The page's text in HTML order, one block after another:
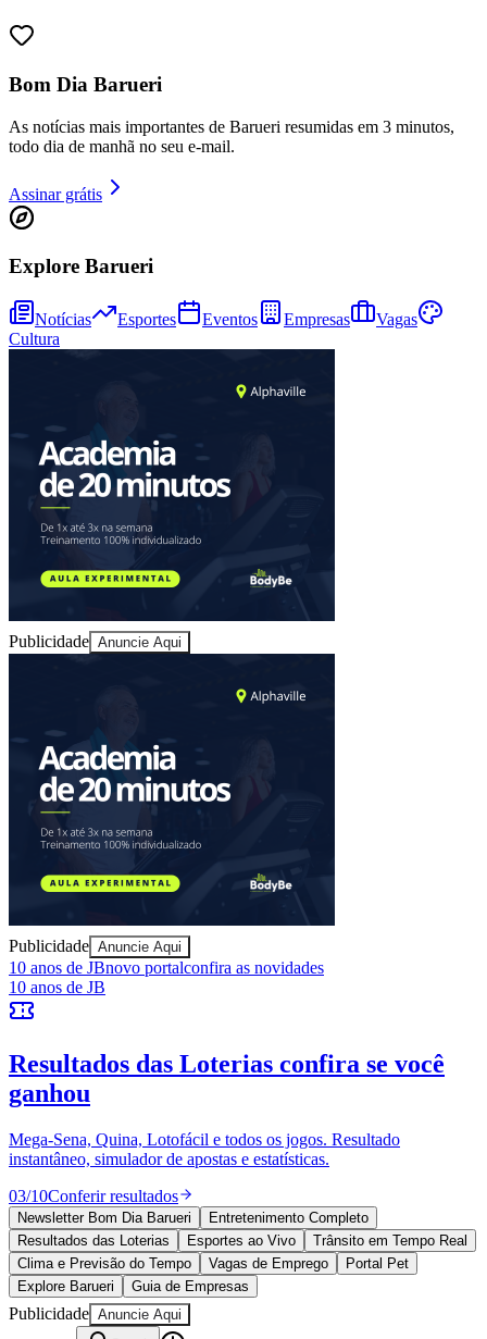
Athletico-PR
Bragantino
Bom Dia Barueri
As notícias mais importantes de Barueri resumidas em 3 minutos,
todo dia de manhã no seu e-mail.
Assinar grátis
Explore Barueri
Notícias Esportes Eventos Empresas
Vagas
Cultura
Publicidade Anuncie Aqui
Publicidade Anuncie Aqui